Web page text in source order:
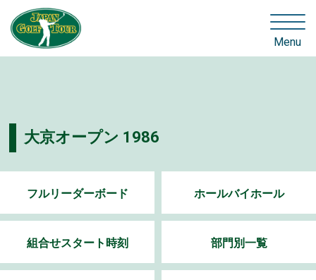
Menu
大京オープン 1986
フルリーダーボード ホールバイホール
組合せスタート時刻 部門別一覧